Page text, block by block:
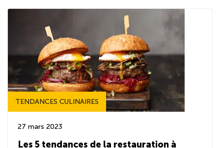
TENDANCES CULINAIRES
27 mars 2023
Les 5 tendances de la restauration à